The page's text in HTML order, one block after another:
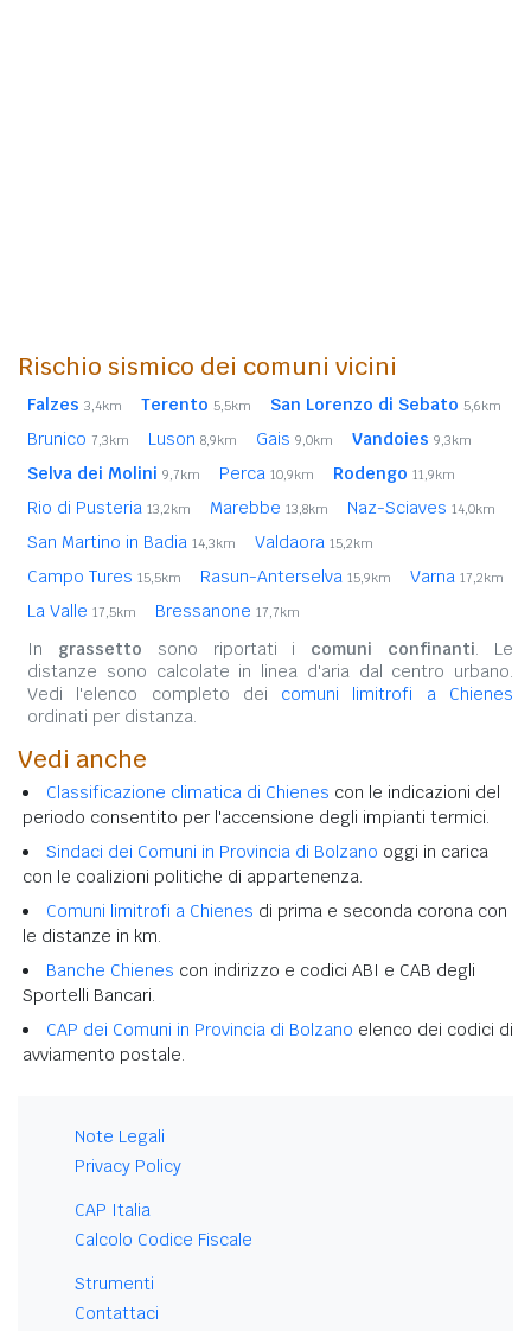
Rischio sismico dei comuni vicini
Falzes 3,4km Terento 5,5km San Lorenzo di Sebato 5,6km
Brunico 7,3km Luson 8,9km Gais 9,0km Vandoies 9,3km
Selva dei Molini 9,7km Perca 10,9km Rodengo 11,9km
Rio di Pusteria 13,2km Marebbe 13,8km Naz-Sciaves 14,0km
San Martino in Badia 14,3km Valdaora 15,2km
Campo Tures 15,5km Rasun-Anterselva 15,9km Varna 17,2km
La Valle 17,5km Bressanone 17,7km
In grassetto sono riportati i comuni confinanti. Le
distanze sono calcolate in linea d'aria dal centro urbano.
Vedi l'elenco completo dei comuni limitrofi a Chienes
ordinati per distanza.
Vedi anche
Classificazione climatica di Chienes con le indicazioni del
periodo consentito per l'accensione degli impianti termici.
Sindaci dei Comuni in Provincia di Bolzano oggi in carica
con le coalizioni politiche di appartenenza.
Comuni limitrofi a Chienes di prima e seconda corona con
le distanze in km.
Banche Chienes con indirizzo e codici ABI e CAB degli
Sportelli Bancari.
CAP dei Comuni in Provincia di Bolzano elenco dei codici di
avviamento postale.
Note Legali
Privacy Policy
CAP Italia
Calcolo Codice Fiscale
Strumenti
Contattaci